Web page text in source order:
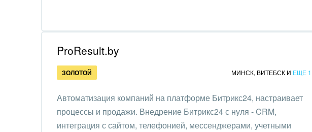
АПК и пищевая
конференции
Горнодобывающая отрасль
Досуг, туризм и отдых
ProResult.by
ЗОЛОТОЙ МИНСК, ВИТЕБСК И ЕЩЕ 1
Автоматизация компаний на платформе Битрикс24, настраивает
процессы и продажи. Внедрение Битрикс24 с нуля - CRM,
интеграция с сайтом, телефонией, мессенджерами, учетными